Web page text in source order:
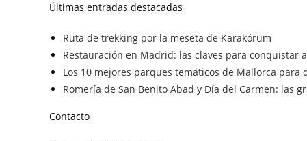
Últimas entradas destacadas
Ruta de trekking por la meseta de Karakórum
Restauración en Madrid: las claves para conquistar
Los 10 mejores parques temáticos de Mallorca
Romería de San Benito Abad y Día del Carmen: las
Contacto